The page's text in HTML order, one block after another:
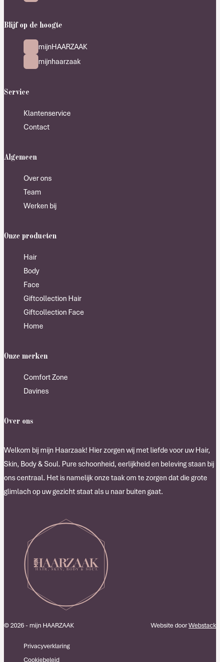
Blijf op de hoogte
mijnHAARZAAK
mijnhaarzaak
Service
Klantenservice
Contact
Algemeen
Over ons
Team
Werken bij
Onze producten
Hair
Body
Face
Giftcollection Hair
Giftcollection Face
Home
Onze merken
Comfort Zone
Davines
Over ons
Welkom bij mijn Haarzaak! Hier zorgen wij met liefde voor uw Hair,
Skin, Body & Soul. Pure schoonheid, eerlijkheid en beleving staan bij
ons centraal. Het is namelijk onze taak om te zorgen dat die grote
glimlach op uw gezicht staat als u naar buiten gaat.
© 2026 - mijn HAARZAAK
Privacyverklaring
Cookiebeleid
Website doorWebstack